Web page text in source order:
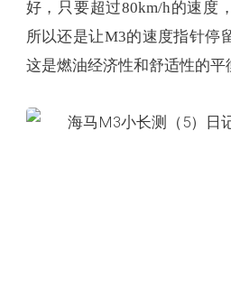
好，只要超过80km/h的速度
所以还是让M3的速度指针停
这是燃油经济性和舒适性的平